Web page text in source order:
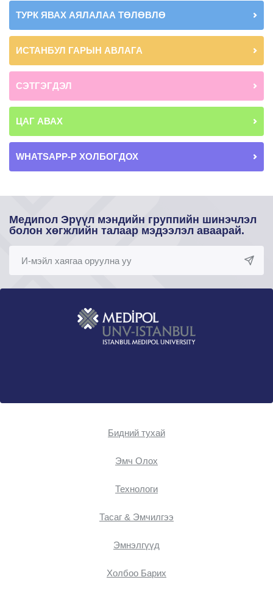
ТУРК ЯВАХ АЯЛАЛАА ТӨЛӨВЛӨ
ИСТАНБУЛ ГАРЫН АВЛАГА
СЭТГЭГДЭЛ
ЦАГ АВАХ
WHATSAPP-Р ХОЛБОГДОХ
Медипол Эрүүл мэндийн группийн шинэчлэл
болон хөгжлийн талаар мэдээлэл аваарай.
Бидний тухай
Эмч Oлох
Технологи
Тасаг & Эмчилгээ
Эмнэлгүүд
Холбоо Барих